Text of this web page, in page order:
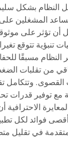
بشكل
المشغلين على
أن تؤثر على
تنبؤية تتوقع
النظام مسبقًا
من تقلبات
وتتكامل
مع توفير
الاحترافية
فوائد لكل
في تقليل